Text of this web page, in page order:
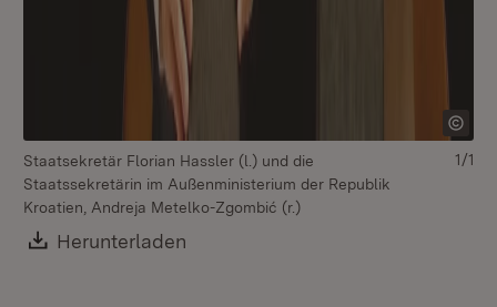
Staatsekretär Florian Hassler (l.) und die
Staatssekretärin im Außenministerium der Republik
Kroatien, Andreja Metelko-Zgombić (r.)
Download:
Herunterladen
1/1